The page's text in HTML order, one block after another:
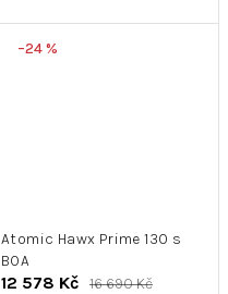
–24 %
Atomic Hawx Prime 130 s
BOA
12 578 Kč 16 690 Kč